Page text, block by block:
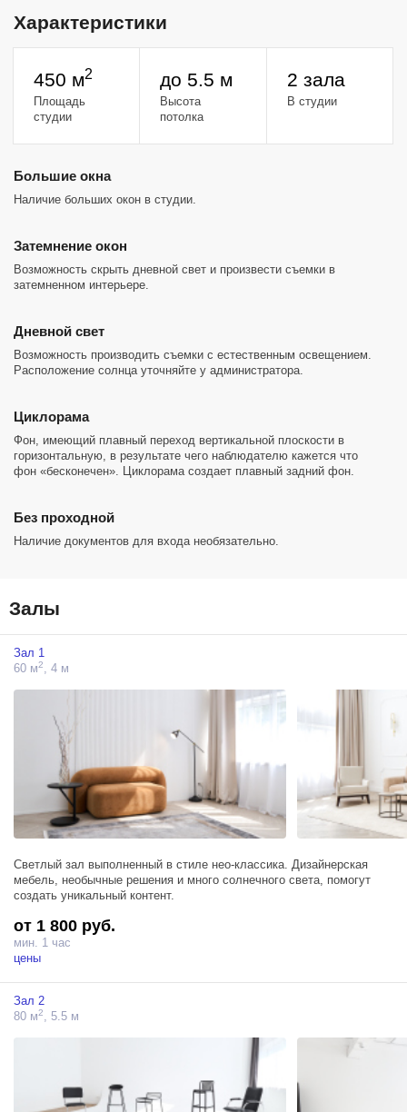
Характеристики
450 м2
Площадь
студии
до 5.5 м
Высота
потолка
2 зала
В студии
Большие окна
Наличие больших окон в студии.
Затемнение окон
Возможность скрыть дневной свет и произвести съемки в
затемненном интерьере.
Дневной свет
Возможность производить съемки с естественным освещением.
Расположение солнца уточняйте у администратора.
Циклорама
Фон, имеющий плавный переход вертикальной плоскости в
горизонтальную, в результате чего наблюдателю кажется что
фон «бесконечен». Циклорама создает плавный задний фон.
Без проходной
Наличие документов для входа необязательно.
Залы
Зал 1
60 м2, 4 м
Светлый зал выполненный в стиле нео-классика. Дизайнерская
мебель, необычные решения и много солнечного света, помогут
создать уникальный контент.
от 1 800 руб.
мин. 1 час
цены
Зал 2
80 м2, 5.5 м